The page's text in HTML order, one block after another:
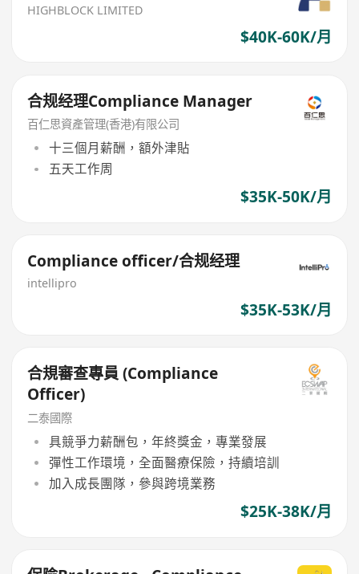
HIGHBLOCK LIMITED
$40K-60K/月
合规经理Compliance Manager
百仁思資產管理(香港)有限公司
十三個月薪酬，額外津貼
五天工作周
$35K-50K/月
Compliance officer/合规经理
intellipro
$35K-53K/月
合規審查專員 (Compliance
Officer)
二泰國際
具競爭力薪酬包，年終獎金，專業發展
彈性工作環境，全面醫療保險，持續培訓
加入成長團隊，參與跨境業務
$25K-38K/月